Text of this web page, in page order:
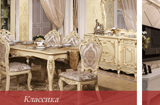
Классика